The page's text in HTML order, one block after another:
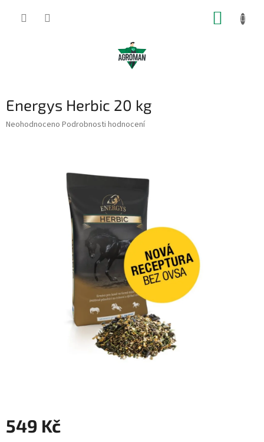
Energys Herbic 20 kg
Průměrné
Neohodnoceno Podrobnosti hodnocení
549 Kč